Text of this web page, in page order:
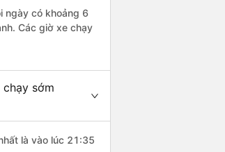
ngày có khoảng 6
Các giờ xe chạy
chạy sớm
là vào lúc 21:35